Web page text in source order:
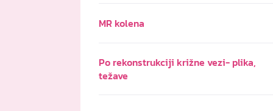
MR kolena
Po rekonstrukciji križne vezi- plika,
težave